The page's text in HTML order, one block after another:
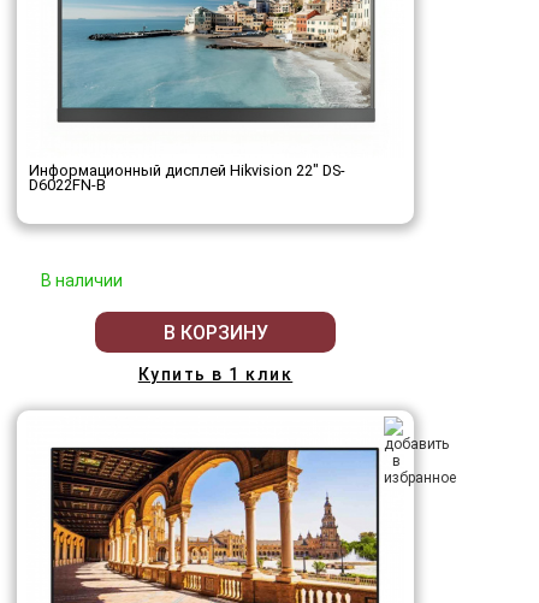
Информационный дисплей Hikvision 22" DS-
D6022FN-B
В наличии
В КОРЗИНУ
Купить в 1 клик